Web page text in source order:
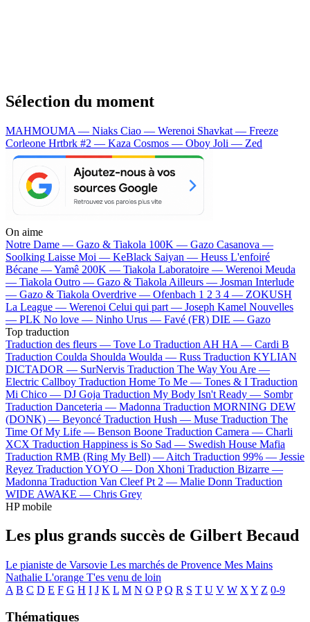
Sélection du moment
MAHMOUMA — Niaks Ciao — Werenoi Shavkat — Freeze
Corleone Hrtbrk #2 — Kaza Cosmos — Oboy Joli — Zed
On aime
Notre Dame — Gazo & Tiakola 100K — Gazo Casanova —
Soolking Laisse Moi — KeBlack Saiyan — Heuss L'enfoiré
Bécane —Yamê 200K — Tiakola Laboratoire — Werenoi Meuda
— Tiakola Outro — Gazo & Tiakola Ailleurs — Josman Interlude
— Gazo & Tiakola Overdrive — Ofenbach 1 2 3 4 — ZOKUSH
La League — Werenoi Celui qui part — Joseph Kamel Nouvelles
— PLK No love — Ninho Urus — Favé (FR) DIE — Gazo
Top traduction
Traduction des fleurs — Tove Lo Traduction AH HA — Cardi B
Traduction Coulda Shoulda Woulda — Russ Traduction KYLIAN
DICTADOR — SurNervis Traduction The Way You Are —
Electric Callboy Traduction Home To Me — Tones & I Traduction
Mi Chico — DJ Goja Traduction My Body Isn't Ready — Sombr
Traduction Danceteria — Madonna Traduction MORNING DEW
(DONK) — Beyoncé Traduction Hush — Muse Traduction The
Time Of My Life — Benson Boone Traduction Camera — Charli
XCX Traduction Happiness is So Sad — Swedish House Mafia
Traduction RMB (Ring My Bell) — Aitch Traduction 99% — Jessie
Reyez Traduction YOYO — Don Xhoni Traduction Bizarre —
Madonna Traduction Van Cleef Pt 2 — Malie Donn Traduction
WIDE AWAKE — Chris Grey
HP mobile
Les plus grands succès de Gilbert Becaud
Le pianiste de Varsovie Les marchés de Provence Mes Mains
Nathalie L'orange T'es venu de loin
A B C D E F G H I J K L M N O P Q R S T U V W X Y Z 0-9
Thématiques